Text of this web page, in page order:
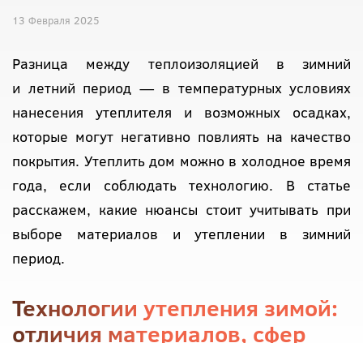
13 Февраля 2025
Разница между теплоизоляцией в зимний
и летний период — в температурных условиях
нанесения утеплителя и возможных осадках,
которые могут негативно повлиять на качество
покрытия. Утеплить дом можно в холодное время
года, если соблюдать технологию. В статье
расскажем, какие нюансы стоит учитывать при
выборе материалов и утеплении в зимний
период.
Технологии утепления зимой:
отличия материалов, сфер